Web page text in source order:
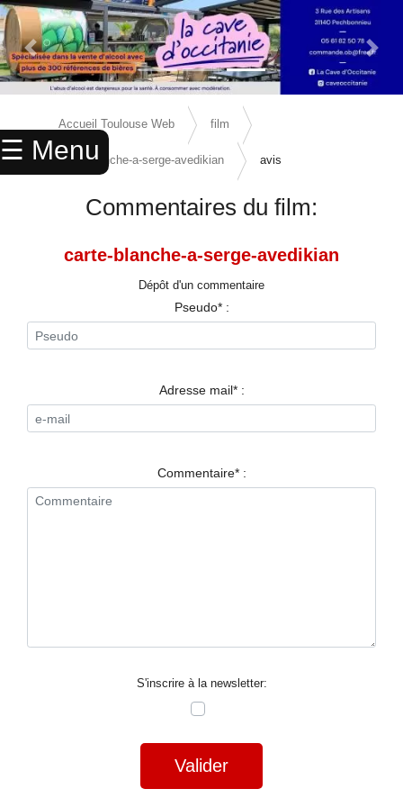
☰ Menu
× ACCUEIL
ANNUAIRE
CINEMA
SPORTS
RESTAURANTS
NUIT
Previous Slide Next
Accueil Toulouse Web film
carte-blanche-a-serge-avedikian avis
Commentaires du film:
carte-blanche-a-serge-avedikian
Dépôt d'un commentaire
Pseudo* :
Adresse mail* :
Commentaire* :
S'inscrire à la newsletter:
Valider